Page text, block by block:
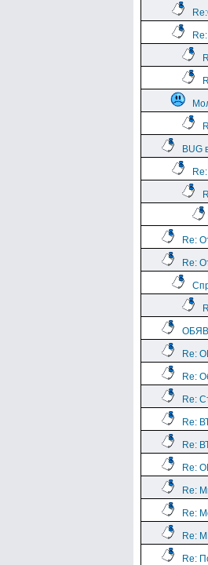
BUG
Re:
Re:
Re:
Re:
Re:
Re:
Re:
Re:
Re:
Re:
Re:
Re: